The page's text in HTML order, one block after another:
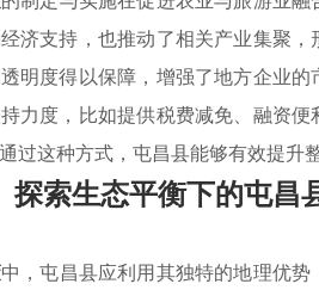
济支持，也推动了相关产业集聚
明度得以保障，增强了地方企业
力度，比如提供税费减免、融资便
过这种方式，屯昌县能够有效提升
探索生态平衡下的屯昌
中，屯昌县应利用其独特的地理优势